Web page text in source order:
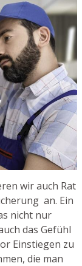
wir auch Rat
an. Ein
nicht nur
das Gefühl
Einstiegen zu
die man